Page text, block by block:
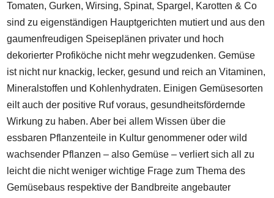
Tomaten, Gurken, Wirsing, Spinat, Spargel, Karotten & Co
sind zu eigenständigen Hauptgerichten mutiert und aus den
gaumenfreudigen Speiseplänen privater und hoch
dekorierter Profiköche nicht mehr wegzudenken. Gemüse
ist nicht nur knackig, lecker, gesund und reich an Vitaminen,
Mineralstoffen und Kohlenhydraten. Einigen Gemüsesorten
eilt auch der positive Ruf voraus, gesundheitsfördernde
Wirkung zu haben. Aber bei allem Wissen über die
essbaren Pflanzenteile in Kultur genommener oder wild
wachsender Pflanzen – also Gemüse – verliert sich all zu
leicht die nicht weniger wichtige Frage zum Thema des
Gemüsebaus respektive der Bandbreite angebauter